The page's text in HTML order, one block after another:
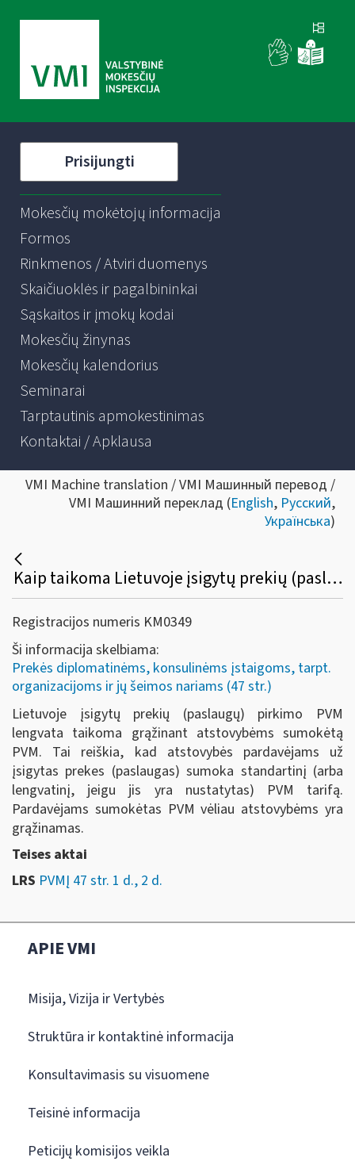
Prisijungti
Mokesčių mokėtojų informacija
Formos
Rinkmenos / Atviri duomenys
Skaičiuoklės ir pagalbininkai
Sąskaitos ir įmokų kodai
Mokesčių žinynas
Mokesčių kalendorius
Seminarai
Tarptautinis apmokestinimas
Kontaktai / Apklausa
VMI Machine translation / VMI Машинный перевод /
VMI Машинний переклад (English, Русский,
Українська)
Kaip taikoma Lietuvoje įsigytų prekių (paslaugų) pirkimo PVM lengvata diplomatinėms atstovybėms, konsulinėms įstaigoms ir tarptautinėms organizacijoms ar jų atstovybėms, taip pat šių atstovybių ir įstaigų nariams ir jų šeimų nariams?
Registracijos numeris KM0349
Ši informacija skelbiama:
Prekės diplomatinėms, konsulinėms įstaigoms, tarpt.
organizacijoms ir jų šeimos nariams (47 str.)
Lietuvoje įsigytų prekių (paslaugų) pirkimo PVM
lengvata taikoma grąžinant atstovybėms sumokėtą
PVM. Tai reiškia, kad atstovybės pardavėjams už
įsigytas prekes (paslaugas) sumoka standartinį (arba
lengvatinį, jeigu jis yra nustatytas) PVM tarifą.
Pardavėjams sumokėtas PVM vėliau atstovybėms yra
grąžinamas.
Teises aktai
LRS PVMĮ 47 str. 1 d., 2 d.
APIE VMI
Misija, Vizija ir Vertybės
Struktūra ir kontaktinė informacija
Konsultavimasis su visuomene
Teisinė informacija
Peticijų komisijos veikla